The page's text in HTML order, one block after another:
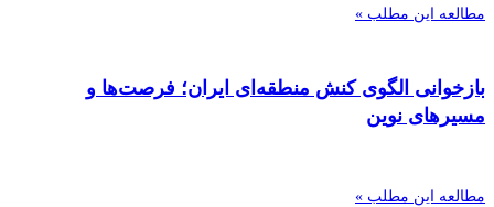
مطالعه این مطلب »
بازخوانی الگوی کنش منطقه‌ای ایران؛ فرصت‌ها و
مسیرهای نوین
مطالعه این مطلب »